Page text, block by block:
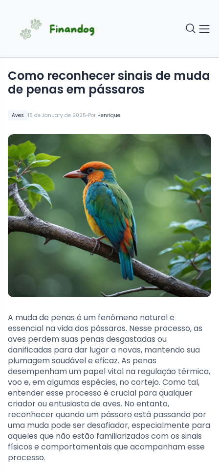
Aves 15 de January de 2025•Por Henrique
Como reconhecer sinais de muda
de penas em pássaros
A muda de penas é um fenômeno natural e
essencial na vida dos pássaros. Nesse processo, as
aves perdem suas penas desgastadas ou
danificadas para dar lugar a novas, mantendo sua
plumagem saudável e eficaz. As penas
desempenham um papel vital na regulação térmica,
voo e, em algumas espécies, no cortejo. Como tal,
entender esse processo é crucial para qualquer
criador ou entusiasta de aves. No entanto,
reconhecer quando um pássaro está passando por
uma muda pode ser desafiador, especialmente para
aqueles que não estão familiarizados com os sinais
físicos e comportamentais que acompanham esse
processo.